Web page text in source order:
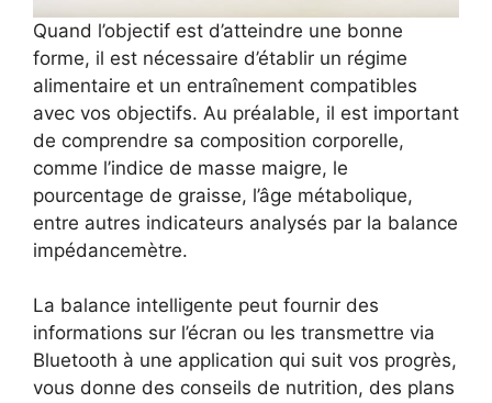
Quand l’objectif est d’atteindre une bonne
forme, il est nécessaire d’établir un régime
alimentaire et un entraînement compatibles
avec vos objectifs. Au préalable, il est important
de comprendre sa composition corporelle,
comme l’indice de masse maigre, le
pourcentage de graisse, l’âge métabolique,
entre autres indicateurs analysés par la balance
impédancemètre.
La balance intelligente peut fournir des
informations sur l’écran ou les transmettre via
Bluetooth à une application qui suit vos progrès,
vous donne des conseils de nutrition, des plans